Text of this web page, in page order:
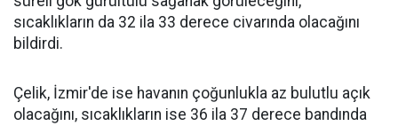
sıcaklıkların da 32 ila 33 derece civarında olacağını
bildirdi.
Çelik, İzmir'de ise havanın çoğunlukla az bulutlu açık
olacağını, sıcaklıkların ise 36 ila 37 derece bandında